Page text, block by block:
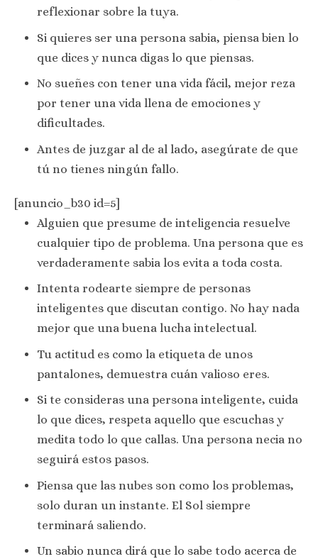
reflexionar sobre la tuya.
Si quieres ser una persona sabia, piensa bien lo
que dices y nunca digas lo que piensas.
No sueñes con tener una vida fácil, mejor reza
por tener una vida llena de emociones y
dificultades.
Antes de juzgar al de al lado, asegúrate de que
tú no tienes ningún fallo.
[anuncio_b30 id=5]
Alguien que presume de inteligencia resuelve
cualquier tipo de problema. Una persona que es
verdaderamente sabia los evita a toda costa.
Intenta rodearte siempre de personas
inteligentes que discutan contigo. No hay nada
mejor que una buena lucha intelectual.
Tu actitud es como la etiqueta de unos
pantalones, demuestra cuán valioso eres.
Si te consideras una persona inteligente, cuida
lo que dices, respeta aquello que escuchas y
medita todo lo que callas. Una persona necia no
seguirá estos pasos.
Piensa que las nubes son como los problemas,
solo duran un instante. El Sol siempre
terminará saliendo.
Un sabio nunca dirá que lo sabe todo acerca de